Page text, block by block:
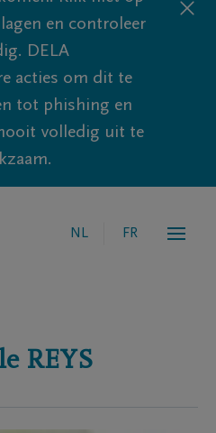
en controleer
DELA
acties om dit te
tot phishing en
volledig uit te
NL FR
REYS